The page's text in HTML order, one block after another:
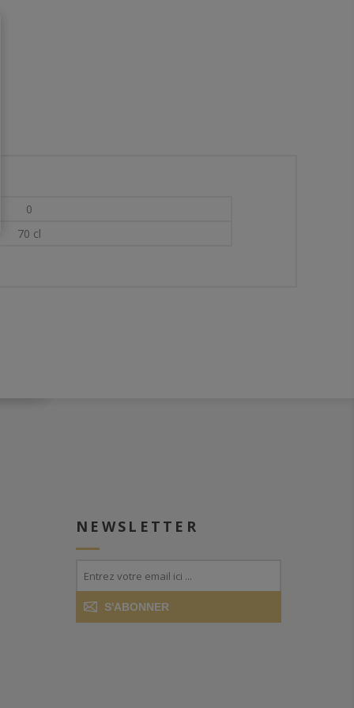
0
70 cl
NEWSLETTER
S'ABONNER